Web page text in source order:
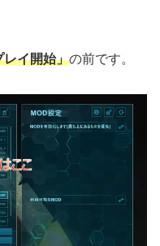
レイ開始」の前です。